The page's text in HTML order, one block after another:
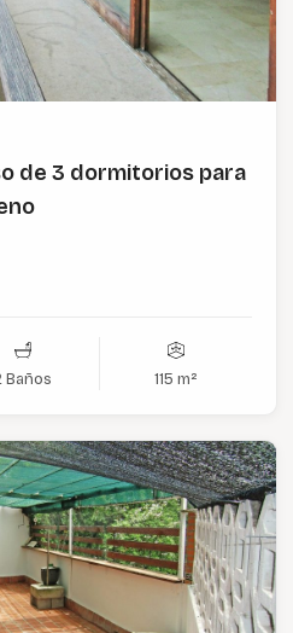
de 3 dormitorios para
Baños 115 m²